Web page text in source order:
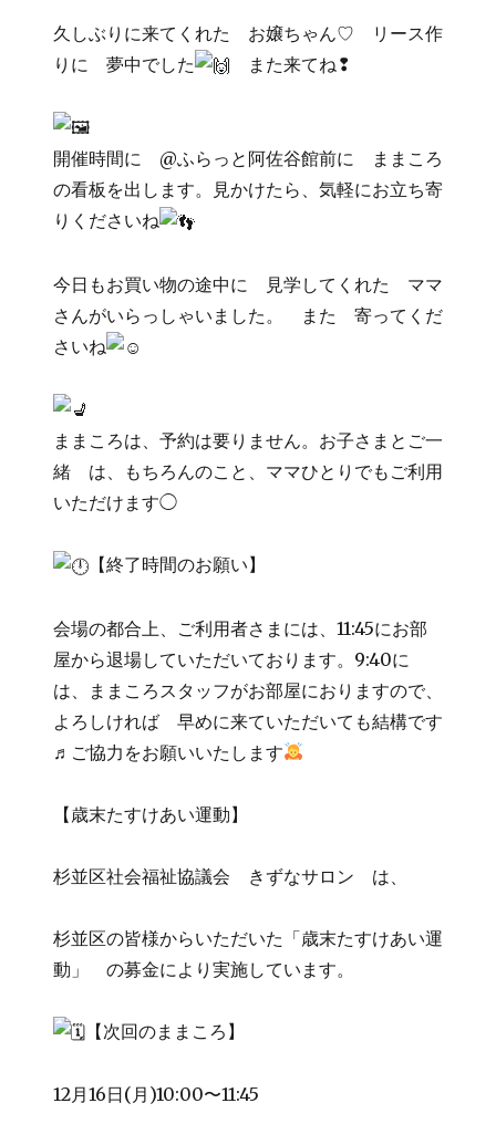
久しぶりに来てくれた お嬢ちゃん♡ リース作
りに 夢中でした
また来てね❢
開催時間に @ふらっと阿佐谷館前に ままころ
の看板を出します。見かけたら、気軽にお立ち寄
りくださいね
今日もお買い物の途中に 見学してくれた ママ
さんがいらっしゃいました。 また 寄ってくだ
さいね
ままころは、予約は要りません。お子さまとご一
緒 は、もちろんのこと、ママひとりでもご利用
いただけます◯
【終了時間のお願い】
会場の都合上、ご利用者さまには、11:45にお部
屋から退場していただいております。9:40に
は、ままころスタッフがお部屋におりますので、
よろしければ 早めに来ていただいても結構です
♬ご協力をお願いいたします
【歳末たすけあい運動】
杉並区社会福祉協議会 きずなサロン は、
杉並区の皆様からいただいた「歳末たすけあい運
動」 の募金により実施しています。
【次回のままころ】
12月16日(月)10:00〜11:45